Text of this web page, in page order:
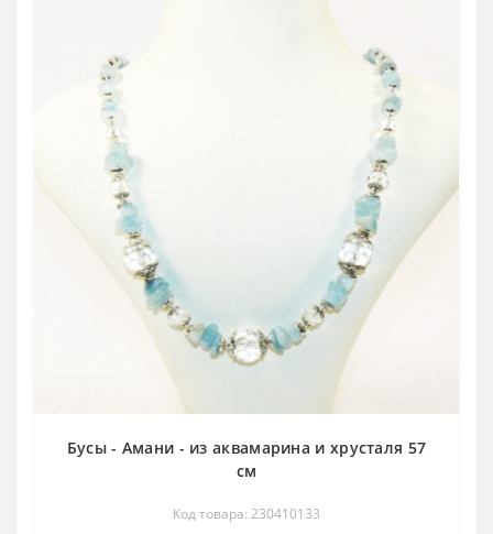
Бусы - Амани - из аквамарина и хрусталя 57
см
Код товара: 230410133